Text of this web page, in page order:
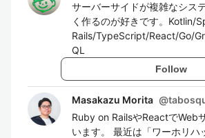
サーバーサイドが複雑なシス
く作るのが好きです。Kotlin/
Rails/TypeScript/React/Go/
QL
Follow
Masakazu Morita @
Ruby on RailsやReactでWeb
います。 最近は「ワーホリハ